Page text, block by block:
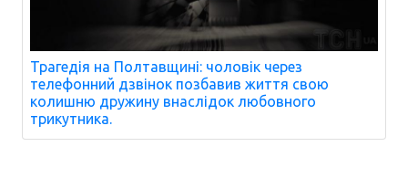
Трагедія на Полтавщині: чоловік через
телефонний дзвінок позбавив життя свою
колишню дружину внаслідок любовного
трикутника.